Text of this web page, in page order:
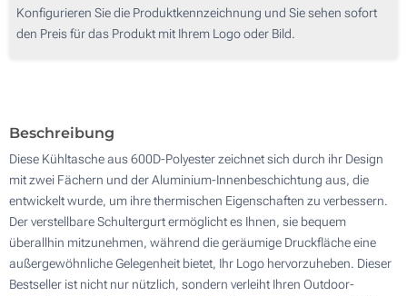
Digitaler Transferdruck in Vollfarbe (Vorderseite)
100
Konfigurieren Sie die Produktkennzeichnung und Sie sehen sofort
den Preis für das Produkt mit Ihrem Logo oder Bild.
Beschreibung
Diese Kühltasche aus 600D-Polyester zeichnet sich durch ihr Design
mit zwei Fächern und der Aluminium-Innenbeschichtung aus, die
entwickelt wurde, um ihre thermischen Eigenschaften zu verbessern.
Der verstellbare Schultergurt ermöglicht es Ihnen, sie bequem
überallhin mitzunehmen, während die geräumige Druckfläche eine
außergewöhnliche Gelegenheit bietet, Ihr Logo hervorzuheben. Dieser
Bestseller ist nicht nur nützlich, sondern verleiht Ihren Outdoor-